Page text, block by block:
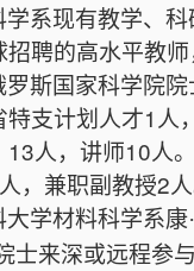
系现有教学、科
招聘的高水平教
斯国家科学院院
支计划人才1 人
13人，讲师10人。
人， 兼职副教授2人
大学材料科学系康·
士来深或远程参